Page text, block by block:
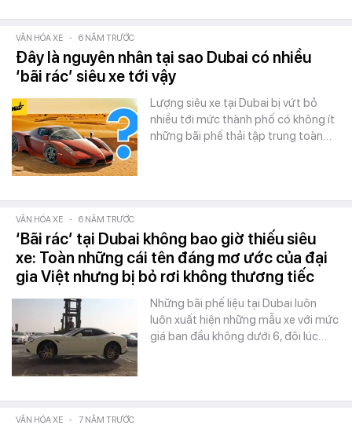
VĂN HÓA XE - 6 NĂM TRƯỚC
Đây là nguyên nhân tại sao Dubai có nhiều
‘bãi rác’ siêu xe tới vậy
Lượng siêu xe tại Dubai bị vứt bỏ
nhiều tới mức thành phố có không ít
những bãi phế thải tập trung toàn…
VĂN HÓA XE - 6 NĂM TRƯỚC
‘Bãi rác’ tại Dubai không bao giờ thiếu siêu
xe: Toàn những cái tên đáng mơ ước của đại
gia Việt nhưng bị bỏ rơi không thương tiếc
Những bãi phế liệu tại Dubai luôn
luôn xuất hiện những mẫu xe với mức
giá ban đầu không dưới 6, đôi lúc…
VĂN HÓA XE - 7 NĂM TRƯỚC